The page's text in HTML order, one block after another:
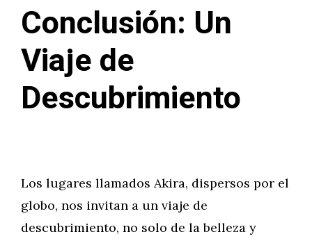
Conclusión: Un
Viaje de
Descubrimiento
Los lugares llamados Akira, dispersos por el
globo, nos invitan a un viaje de
descubrimiento, no solo de la belleza y